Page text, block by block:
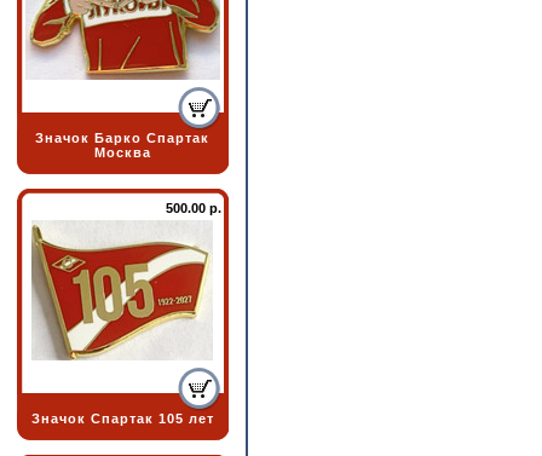
Значок Барко Спартак
Москва
500.00 р.
Значок Спартак 105 лет